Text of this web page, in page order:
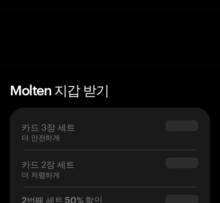
Molten 지갑 받기
카드 3장 세트
더 안전하게
$69.90
카드 2장 세트
더 저렴하게
$54.90
2번째 세트 50% 할인